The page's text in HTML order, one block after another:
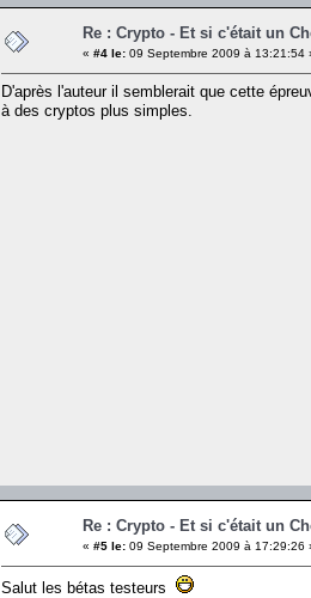
Re : Crypto - Et si c'était un
« #4 le: 09 Septembre 2009 à 13:21:54
D'après l'auteur il semblerait que cette
à des cryptos plus simples.
Re : Crypto - Et si c'était un
« #5 le: 09 Septembre 2009 à 17:29:26
Salut les bétas testeurs